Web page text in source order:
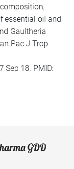
essential oil and
Gaultheria
Pac J Trop
Sep 18. PMID: